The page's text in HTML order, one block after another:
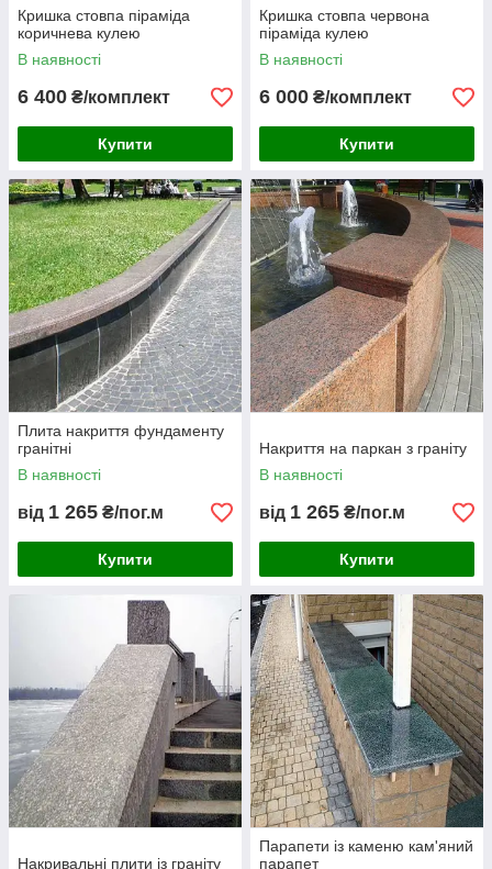
Кришка стовпа піраміда
коричнева кулею
В наявності
6 400 ₴/комплект
Купити
Кришка стовпа червона
піраміда кулею
В наявності
6 000 ₴/комплект
Купити
Плита накриття фундаменту
гранітні
В наявності
від 1 265 ₴/пог.м
Купити
Накриття на паркан з граніту
В наявності
від 1 265 ₴/пог.м
Купити
Накривальні плити із граніту
Парапети із каменю кам'яний
парапет